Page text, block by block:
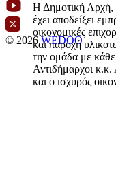
Η Δημοτική Αρχή,
έχει αποδείξει
οικονομικές
και παροχή
την ομάδα με
Αντιδήμαρχοι
και ο ισχυρός
© 2026WEDOO